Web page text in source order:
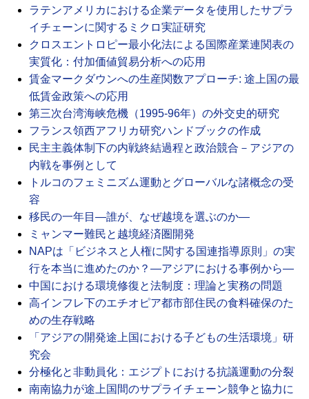
ラテンアメリカにおける企業データを使用したサプラ
イチェーンに関するミクロ実証研究
クロスエントロピー最小化法による国際産業連関表の
実質化：付加価値貿易分析への応用
賃金マークダウンへの生産関数アプローチ: 途上国の最
低賃金政策への応用
第三次台湾海峡危機（1995-96年）の外交史的研究
フランス領西アフリカ研究ハンドブックの作成
民主主義体制下の内戦終結過程と政治競合－アジアの
内戦を事例として
トルコのフェミニズム運動とグローバルな諸概念の受
容
移民の一年目―誰が、なぜ越境を選ぶのか―
ミャンマー難民と越境経済圏開発
NAPは「ビジネスと人権に関する国連指導原則」の実
行を本当に進めたのか？―アジアにおける事例から―
中国における環境修復と法制度：理論と実務の問題
高インフレ下のエチオピア都市部住民の食料確保のた
めの生存戦略
「アジアの開発途上国における子どもの生活環境」研
究会
分極化と非動員化：エジプトにおける抗議運動の分裂
南南協力が途上国間のサプライチェーン競争と協力に